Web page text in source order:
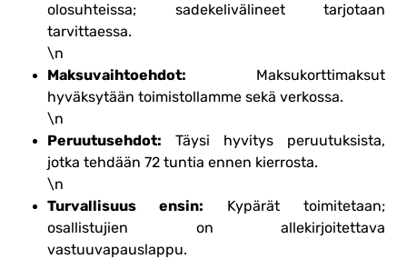
olosuhteissa; sadekelivälineet tarjotaan
tarvittaessa.
\n
Maksuvaihtoehdot: Maksukorttimaksut
hyväksytään toimistollamme sekä verkossa.
\n
Peruutusehdot: Täysi hyvitys peruutuksista,
jotka tehdään 72 tuntia ennen kierrosta.
\n
Turvallisuus ensin: Kypärät toimitetaan;
osallistujien on allekirjoitettava
vastuuvapauslappu.